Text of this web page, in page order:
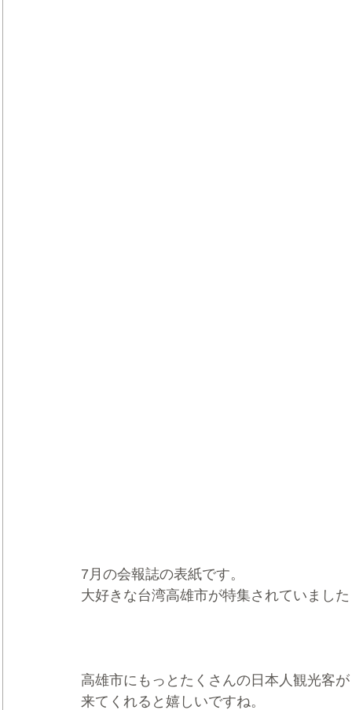
7月の会報誌の表紙です。
大好きな台湾高雄市が特集されていまし
高雄市にもっとたくさんの日本人観光客が
来てくれると嬉しいですね。